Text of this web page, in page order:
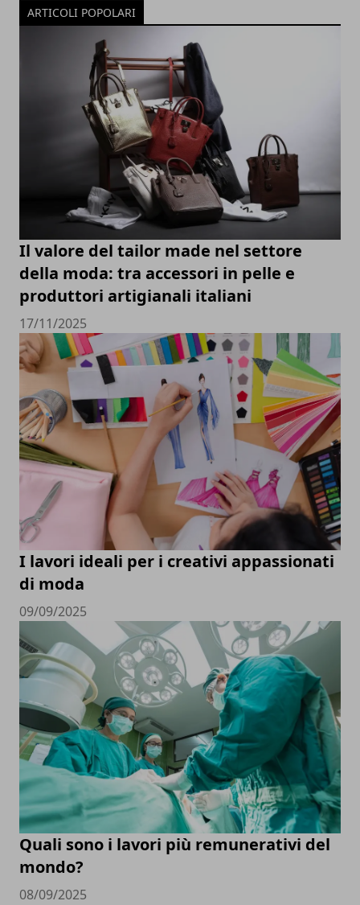
ARTICOLI POPOLARI
Il valore del tailor made nel settore
della moda: tra accessori in pelle e
produttori artigianali italiani
17/11/2025
I lavori ideali per i creativi appassionati
di moda
09/09/2025
Quali sono i lavori più remunerativi del
mondo?
08/09/2025